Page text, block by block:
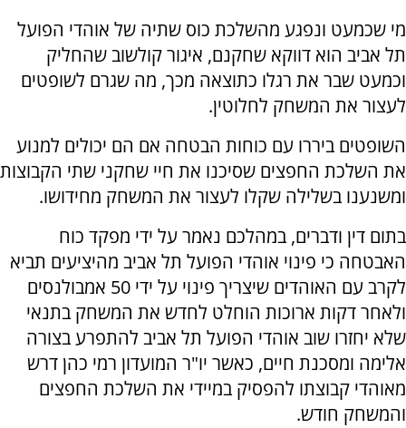
מי שכמעט ונפגע מהשלכת כוס שתיה של אוהדי הפועל
תל אביב הוא דווקא שחקנם, איגור קולשוב שהחליק
וכמעט שבר את רגלו כתוצאה מכך, מה שגרם לשופטים
לעצור את המשחק לחלוטין.
השופטים ביררו עם כוחות הבטחה אם הם יכולים למנוע
את השלכת החפצים שסיכנו את חיי שחקני שתי הקבוצות
ומשנענו בשלילה שקלו לעצור את המשחק מחידושו.
בתום דין ודברים, במהלכם נאמר על ידי מפקד כוח
האבטחה כי פינוי אוהדי הפועל תל אביב מהיציעים תביא
לקרב עם האוהדים שיצריך פינוי על ידי 50 אמבולנסים
ולאחר דקות ארוכות הוחלט לחדש את המשחק בתנאי
שלא יחזרו שוב אוהדי הפועל תל אביב להתפרע בצורה
אלימה ומסכנת חיים, כאשר יו"ר המועדון רמי כהן דרש
מאוהדי קבוצתו להפסיק במיידי את השלכת החפצים
והמשחק חודש.